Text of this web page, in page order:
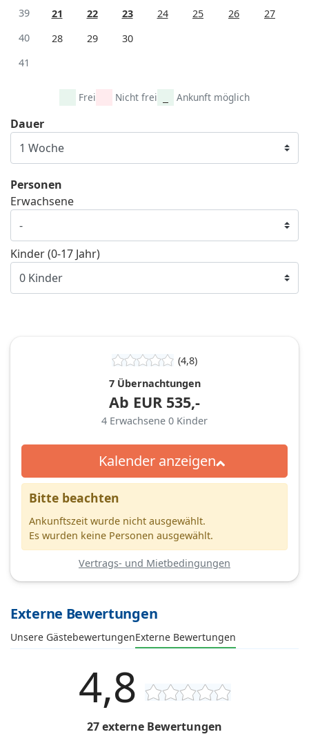
39 21 22 23 24 25 26
27
40
28 29
30
41
Frei Nicht frei Ankunft möglich
Dauer
Personen
Erwachsene
Kinder (0-17 Jahr)
(4,8)
7 Übernachtungen
Ab EUR 535,-
4 Erwachsene 0 Kinder
Kalender anzeigen
Bitte beachten
Ankunftszeit wurde nicht ausgewählt.
Es wurden keine Personen ausgewählt.
Vertrags- und Mietbedingungen
Externe Bewertungen
Unsere GästebewertungenExterne Bewertungen
4,8
27 externe Bewertungen